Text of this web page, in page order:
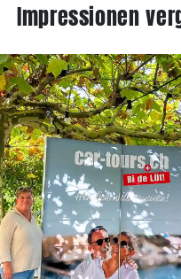
Impressionen